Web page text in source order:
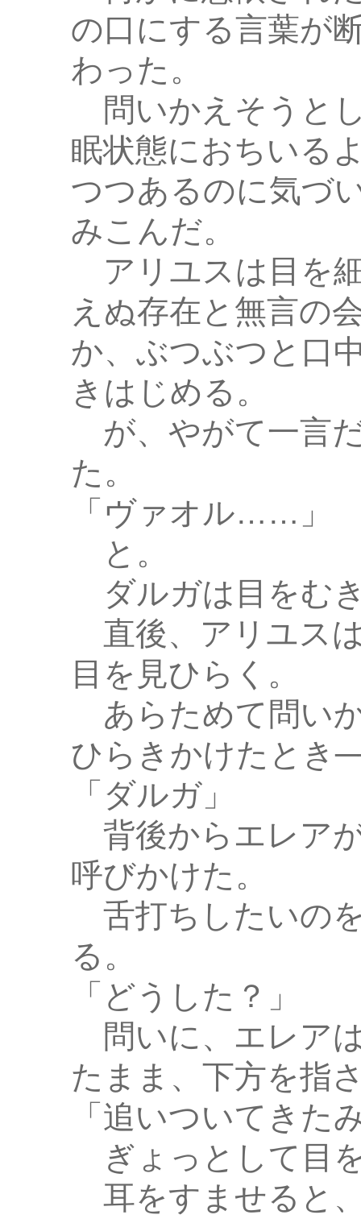
の口にする言葉が
わった。
問いかえそうと
眠状態におちいる
つつあるのに気づ
みこんだ。
アリユスは目を
えぬ存在と無言の
か、ぶつぶつと口
きはじめる。
が、やがて一言
た。
「ヴァオル……」
と。
ダルガは目をむ
直後、アリユス
目を見ひらく。
あらためて問い
ひらきかけたとき
「ダルガ」
背後からエレア
呼びかけた。
舌打ちしたいの
る。
「どうした？」
問いに、エレア
たまま、下方を指
「追いついてきた
ぎょっとして目
耳をすませると